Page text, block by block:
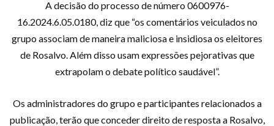
A decisão do processo de número 0600976-
16.2024.6.05.0180, diz que “os comentários veiculados no
grupo associam de maneira maliciosa e insidiosa os eleitores
de Rosalvo. Além disso usam expressões pejorativas que
extrapolam o debate político saudável”.
Os administradores do grupo e participantes relacionados a
publicação, terão que conceder direito de resposta a Rosalvo,